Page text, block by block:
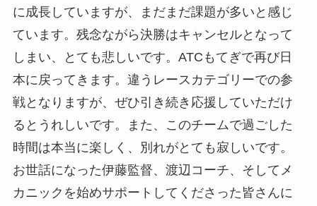
に成長していますが、まだまだ課題が多いと感じ
ています。残念ながら決勝はキャンセルとなって
しまい、とても悲しいです。ATCもてぎで再び日
本に戻ってきます。違うレースカテゴリーでの参
戦となりますが、ぜひ引き続き応援していただけ
るとうれしいです。また、このチームで過ごした
時間は本当に楽しく、別れがとても寂しいです。
お世話になった伊藤監督、渡辺コーチ、そしてメ
カニックを始めサポートしてくださった皆さんに